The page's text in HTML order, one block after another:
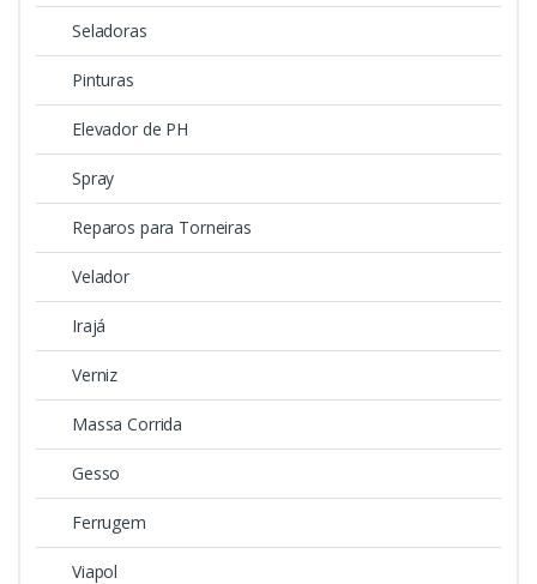
Seladoras
Pinturas
Elevador de PH
Spray
Reparos para Torneiras
Velador
Irajá
Verniz
Massa Corrida
Gesso
Ferrugem
Viapol